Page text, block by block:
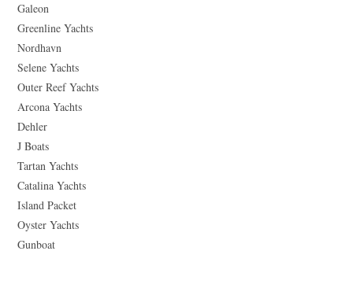
Galeon
Greenline Yachts
Nordhavn
Selene Yachts
Outer Reef Yachts
Arcona Yachts
Dehler
J Boats
Tartan Yachts
Catalina Yachts
Island Packet
Oyster Yachts
Gunboat